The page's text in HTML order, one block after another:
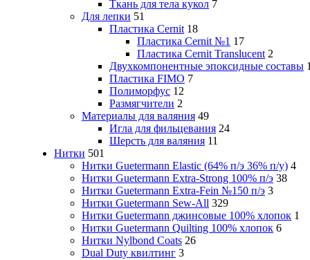
Ткань для тела кукол 7
Для лепки 51
Пластика Cernit 18
Пластика Cernit №1 17
Пластика Cernit Translucent 2
Двухкомпонентные эпоксидные составы
Пластика FIMO 7
Полиморфус 12
Размягчители 2
Материалы для валяния 49
Игла для фильцевания 24
Шерсть для валяния 11
Нитки 501
Нитки Guetermann Elastic (64% п/э 36% п/у) 4
Нитки Guetermann Extra-Strong 100% п/э 38
Нитки Guetermann Extra-Fein №150 п/э 3
Нитки Guetermann Sew-All 329
Нитки Guetermann джинсовые 100% хлопок 1
Нитки Guetermann Quilting 100% хлопок 6
Нитки Nylbond Coats 26
Dual Duty квилтинг 3